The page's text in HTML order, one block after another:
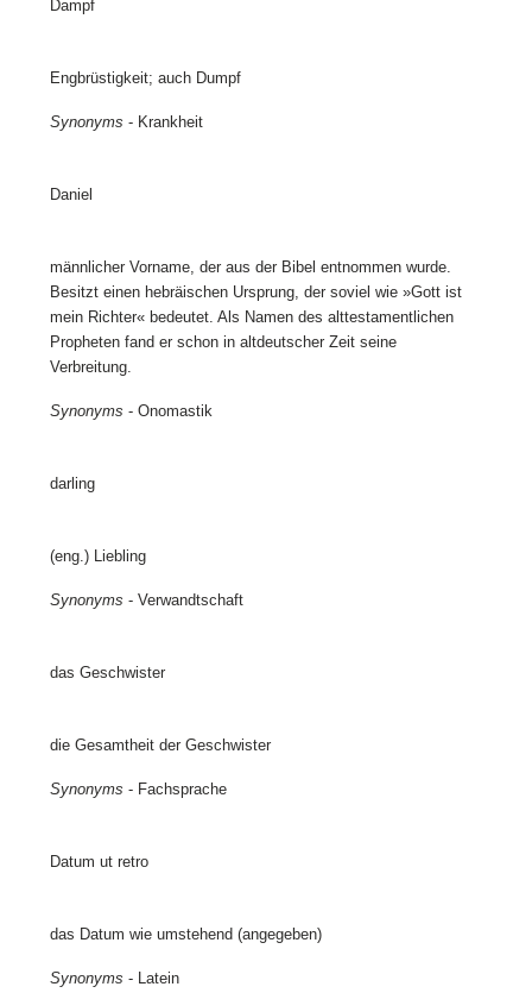
Dampf
Engbrüstigkeit; auch Dumpf
Synonyms - Krankheit
Daniel
männlicher Vorname, der aus der Bibel entnommen wurde.
Besitzt einen hebräischen Ursprung, der soviel wie »Gott ist
mein Richter« bedeutet. Als Namen des alttestamentlichen
Propheten fand er schon in altdeutscher Zeit seine
Verbreitung.
Synonyms - Onomastik
darling
(eng.) Liebling
Synonyms - Verwandtschaft
das Geschwister
die Gesamtheit der Geschwister
Synonyms - Fachsprache
Datum ut retro
das Datum wie umstehend (angegeben)
Synonyms - Latein